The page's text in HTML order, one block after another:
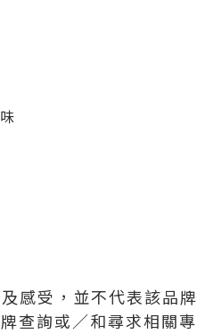
感受，並不代表該品牌
查詢或∕和尋求相關專